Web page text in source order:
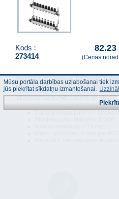
Kods :
273414
82.23
(Cenas
Sadalītājs ar plūsmas mērītājiem
pievienojums no labās vai kreisās
izpildmehānismiem. Integrētas
iztukšošanas punkti padevē un atgaitā.
Mūsu portāla darbības uzlabošanai tiek
jūs piekrītat sīkdatņu izmantošanai.